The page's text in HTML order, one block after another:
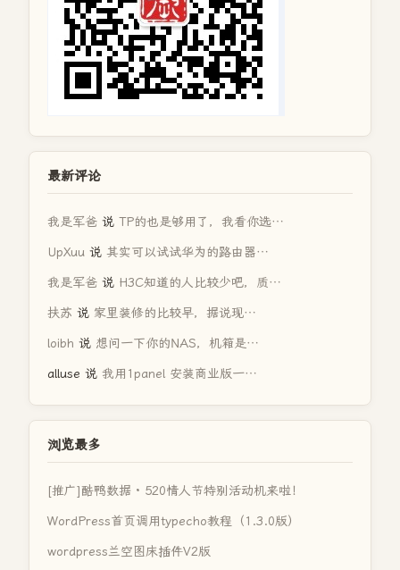
最新评论
我是军爸 说 TP的也是够用了，我看你选…
UpXuu 说 其实可以试试华为的路由器…
我是军爸 说 H3C知道的人比较少吧，质…
扶苏 说 家里装修的比较早，据说现…
loibh 说 想问一下你的NAS，机箱是…
alluse 说 我用1panel 安装商业版一…
浏览最多
[推广]酷鸭数据 · 520情人节特别活动机来啦！
WordPress首页调用typecho教程（1.3.0版）
wordpress兰空图床插件V2版